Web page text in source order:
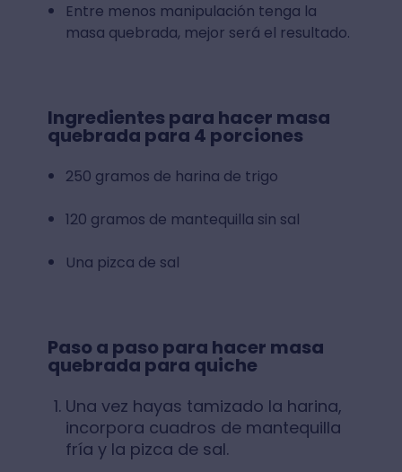
Entre menos manipulación tenga la
masa quebrada, mejor será el resultado.
Ingredientes para hacer masa
quebrada para 4 porciones
250 gramos de harina de trigo
120 gramos de mantequilla sin sal
Una pizca de sal
Paso a paso para hacer masa
quebrada para quiche
Una vez hayas tamizado la harina,
incorpora cuadros de mantequilla
fría y la pizca de sal.